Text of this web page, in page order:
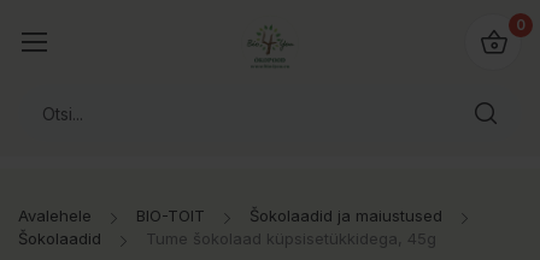
0
Avalehele BIO-TOIT
Šokolaadid ja maiustused
Šokolaadid
Tume šokolaad küpsisetükkidega, 45g